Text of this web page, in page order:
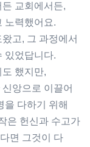
교회에서든,
노력했어요.
고, 그 과정에서
있었답니다.
했지만,
앙으로 이끌어
을 다하기 위해
은 헌신과 수고가
면 그것이 다